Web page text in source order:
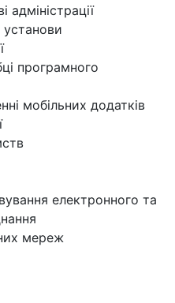
адміністрації
установи
програмного
мобільних додатків
електронного та
мереж